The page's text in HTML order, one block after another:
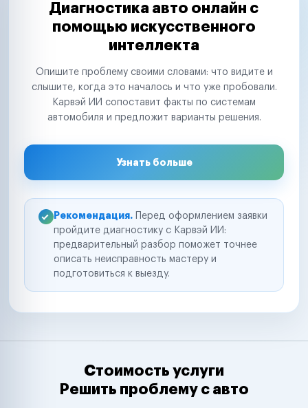
Диагностика авто онлайн с
помощью искусственного
интеллекта
Опишите проблему своими словами: что видите и
слышите, когда это началось и что уже пробовали.
Карвэй ИИ сопоставит факты по системам
автомобиля и предложит варианты решения.
Узнать больше
Рекомендация. Перед оформлением заявки
пройдите диагностику с Карвэй ИИ:
предварительный разбор поможет точнее
описать неисправность мастеру и
подготовиться к выезду.
Стоимость услуги
Решить проблему с авто